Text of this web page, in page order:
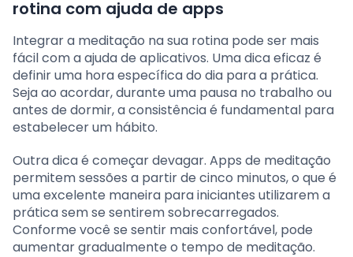
rotina com ajuda de apps
Integrar a meditação na sua rotina pode ser mais
fácil com a ajuda de aplicativos. Uma dica eficaz é
definir uma hora específica do dia para a prática.
Seja ao acordar, durante uma pausa no trabalho ou
antes de dormir, a consistência é fundamental para
estabelecer um hábito.
Outra dica é começar devagar. Apps de meditação
permitem sessões a partir de cinco minutos, o que é
uma excelente maneira para iniciantes utilizarem a
prática sem se sentirem sobrecarregados.
Conforme você se sentir mais confortável, pode
aumentar gradualmente o tempo de meditação.